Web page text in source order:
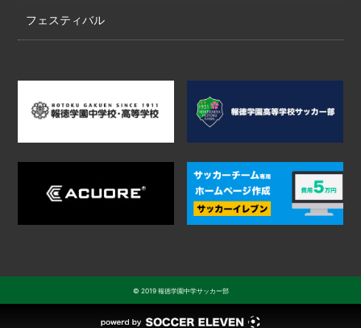
フェスティバル
© 2019 報徳学園中学サッカー部